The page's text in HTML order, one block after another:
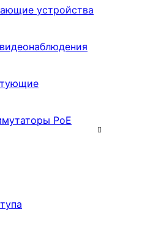
устройства
PoE